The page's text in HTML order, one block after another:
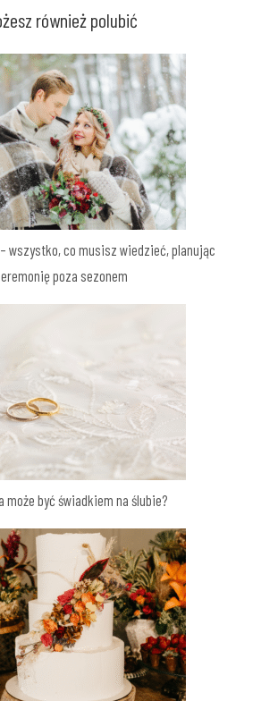
również polubić
wszystko, co musisz wiedzieć, planując
poza sezonem
może być świadkiem na ślubie?